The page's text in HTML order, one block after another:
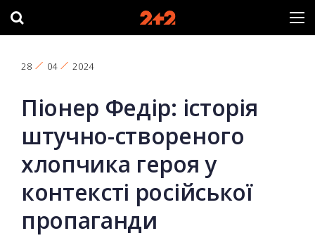
28 04 2024
Піонер Федір: історія
штучно-створеного
хлопчика героя у
контексті російської
пропаганди